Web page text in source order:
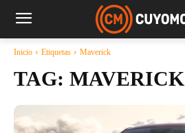
Inicio Etiquetas Maverick
TAG: MAVERICK